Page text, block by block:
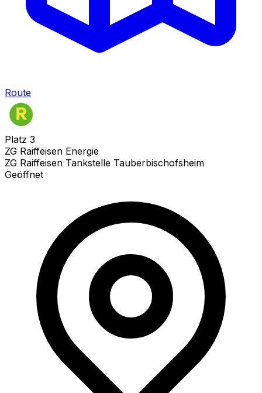
Route
Platz 3
ZG Raiffeisen Energie
ZG Raiffeisen Tankstelle Tauberbischofsheim
Geöffnet